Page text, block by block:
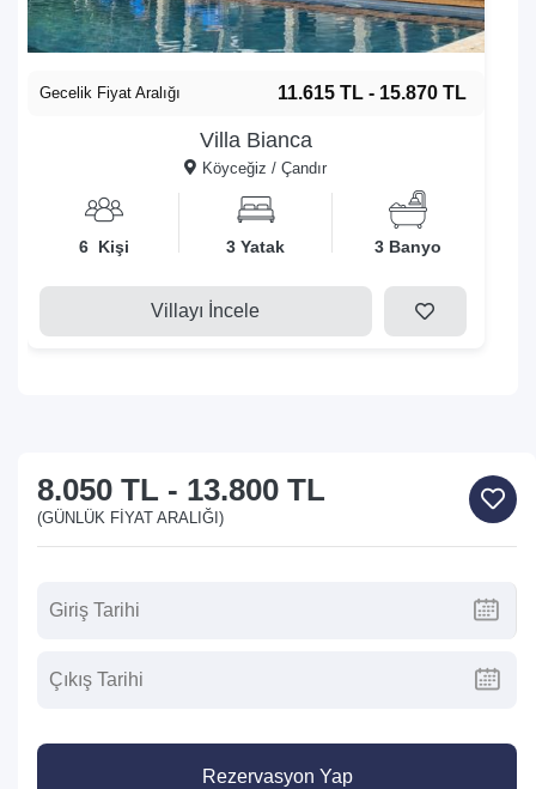
Villa Bianca
Köyceğiz / Çandır
Gecelik Fiyat Aralığı 11.615 TL - 15.870 TL
6 Kişi 3 Yatak 3 Banyo
Villayı İncele
8.050 TL - 13.800 TL
(GÜNLÜK FIYAT ARALIĞI)
Rezervasyon Yap